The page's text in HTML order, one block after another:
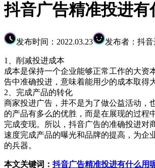
抖音广告精准投进有
发布时间：2022.03.23 发布者：抖
1、削减投进成本
成本是保持一个企业能够正常工作的大资
告中准确投进，意味着能用少的成本取得
2、完成产品的转化
商家投进广告，并不是为了做公益活动，
的产品有多么的优胜，而是在展现的过程
完成变现。所以，抖音广告的准确投进对
速度完成产品的曝光和品牌的提高，为企
的兵器。
本文关键词：抖音广告精准投进有什么用